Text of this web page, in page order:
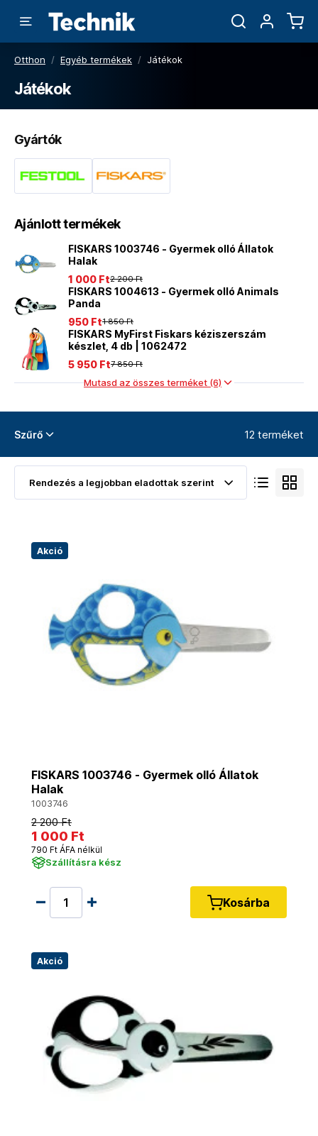
Otthon / Egyéb termékek / Játékok
Játékok
Gyártók
Ajánlott termékek
FISKARS 1003746 - Gyermek olló Állatok
Halak
2 200 Ft
1 000 Ft
FISKARS 1004613 - Gyermek olló Animals
Panda
1 850 Ft
950 Ft
FISKARS MyFirst Fiskars kéziszerszám
készlet, 4 db | 1062472
7 850 Ft
5 950 Ft
Mutasd az összes terméket (6)
Szűrő 12 terméket
Akció
FISKARS 1003746 - Gyermek olló Állatok
Halak
1003746
2 200 Ft
1 000 Ft
790 Ft ÁFA nélkül
Szállításra kész
Kosárba
Akció